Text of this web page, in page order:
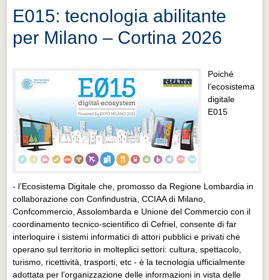
Distretto industriale
Muoversi a Vigevano
Muoversi a Vigevano
Cultura e turismo 4.0
Cultura e turismo 4.0
PROGETTI
PROGETTI
Progetti Aperti
Progetti Aperti
Progetti Realizzati
Progetti Realizzati
EVENTI
EVENTI
E015: tecnologia abilitante
per Milano – Cortina 2026
Poiché
l’ecosistema
digitale
E015
- l’Ecosistema Digitale che, promosso da Regione Lombardia in
collaborazione con Confindustria, CCIAA di Milano,
Confcommercio, Assolombarda e Unione del Commercio con il
coordinamento tecnico-scientifico di Cefriel, consente di far
interloquire i sistemi informatici di attori pubblici e privati che
operano sul territorio in molteplici settori: cultura, spettacolo,
turismo, ricettività, trasporti, etc - è la tecnologia ufficialmente
adottata per l’organizzazione delle informazioni in vista delle